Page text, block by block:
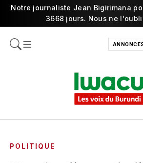
Notre journaliste Jean Bigirimana
3668 jours. Nous ne
POLITIQUE